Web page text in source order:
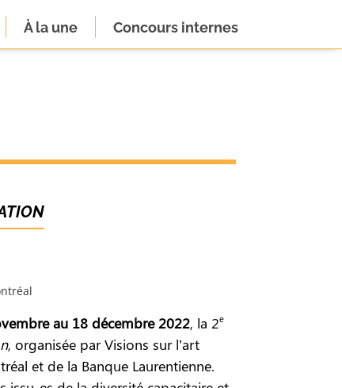
À la une Concours internes
au 18 décembre 2022, la 2e
, organisée par Visions sur l’art
et de la Banque Laurentienne.